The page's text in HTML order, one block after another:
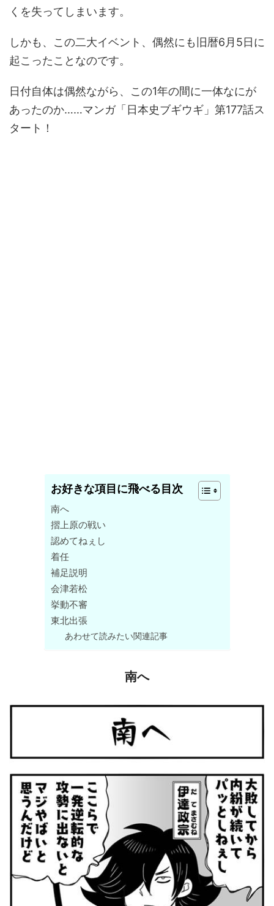
くを失ってしまいます。
しかも、この二大イベント、偶然にも旧暦6月5日に
起こったことなのです。
日付自体は偶然ながら、この1年の間に一体なにが
あったのか……マンガ「日本史ブギウギ」第177話ス
タート！
お好きな項目に飛べる目次
南へ
摺上原の戦い
認めてねぇし
着任
補足説明
会津若松
挙動不審
東北出張
あわせて読みたい関連記事
南へ